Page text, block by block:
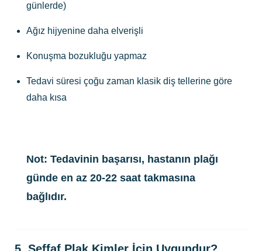
günlerde)
Ağız hijyenine daha elverişli
Konuşma bozukluğu yapmaz
Tedavi süresi çoğu zaman klasik diş tellerine göre
daha kısa
Not: Tedavinin başarısı, hastanın plağı
günde en az 20-22 saat takmasına
bağlıdır.